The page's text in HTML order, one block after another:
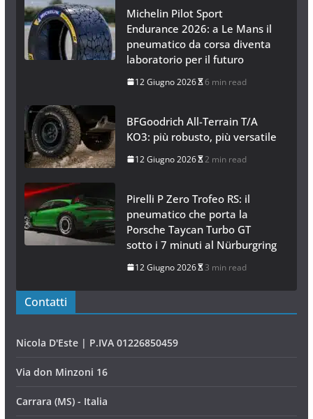
Michelin Pilot Sport
Endurance 2026: a Le Mans il
pneumatico da corsa diventa
laboratorio per il futuro
12 Giugno 2026 6 min read
BFGoodrich All-Terrain T/A
KO3: più robusto, più versatile
12 Giugno 2026 2 min read
Pirelli P Zero Trofeo RS: il
pneumatico che porta la
Porsche Taycan Turbo GT
sotto i 7 minuti al Nürburgring
12 Giugno 2026 3 min read
Contatti
Nicola D'Este | P.IVA 01226850459
Via don Minzoni 16
Carrara (MS) - Italia